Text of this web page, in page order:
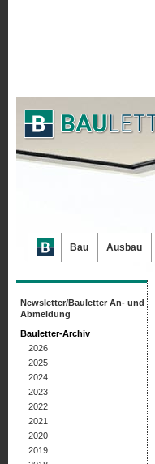
Newsletter/Bauletter An- und
Abmeldung
Bauletter-Archiv
2026
2025
2024
2023
2022
2021
2020
2019
Bau Ausbau